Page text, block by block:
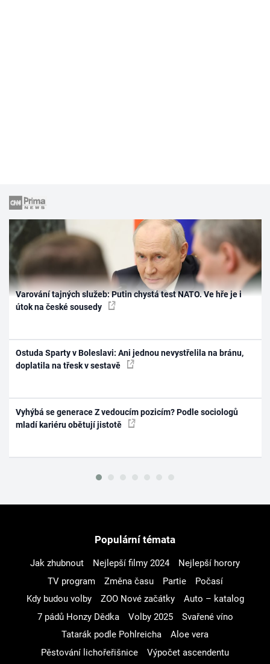
Varování tajných služeb: Putin chystá test NATO. Ve hře je i
útok na české sousedy
Ostuda Sparty v Boleslavi: Ani jednou nevystřelila na bránu,
doplatila na třesk v sestavě
Vyhýbá se generace Z vedoucím pozicím? Podle sociologů
mladí kariéru obětují jistotě
Populární témata
Jak zhubnout Nejlepší filmy 2024
Nejlepší horory
TV program
Změna času Partie
Počasí
Kdy budou volby
ZOO Nové začátky
Auto – katalog
7 pádů Honzy Dědka
Volby 2025
Svařené víno
Tatarák podle Pohlreicha
Aloe vera
Pěstování lichořeřišnice
Výpočet ascendentu